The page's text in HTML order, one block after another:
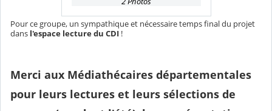
Pour ce groupe, un sympathique et nécessaire temps final du projet
dans l'espace lecture du CDI !
Merci aux Médiathécaires départementales
pour leurs lectures et leurs sélections de